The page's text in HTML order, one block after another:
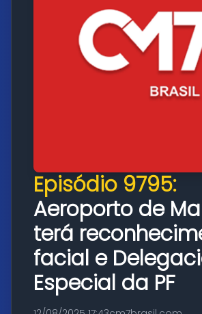
Episódio 9795:
Aeroporto de
terá
facial e
Especial da PF